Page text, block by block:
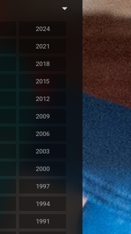
2024
2021
2018
2015
2012
2009
2006
2003
2000
1997
1994
1991